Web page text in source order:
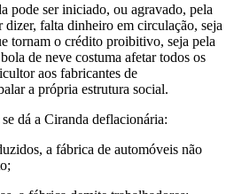
pode ser iniciado, ou agravado, pela
falta dinheiro em circulação, seja
tornam o crédito proibitivo, seja pela
de neve costuma afetar todos os
aos fabricantes de
a própria estrutura social.
dá a Ciranda deflacionária:
a fábrica de automóveis não